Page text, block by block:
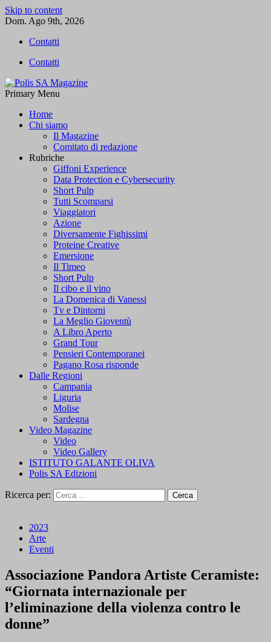
Skip to content
Dom. Ago 9th, 2026
Contatti
Contatti
Primary Menu
Home
Chi siamo
Il Magazine
Comitato di redazione
Rubriche
Giffoni Experience
Data Protection e Cybersecurity
Short Pulp
Tutti Scomparsi
Viaggiatori
Azione
Diversamente Fighissimi
Proteine Creative
Emersione
Il Timeo
Short Pulp
Il cibo e il vino
La Domenica di Vanessi
Tv e Dintorni
La Meglio Gioventù
A Libro Aperto
Grand Tour
Pensieri Contemporanei
Pagano Rosa risponde
Dalle Regioni
Campania
Liguria
Molise
Sardegna
Video Magazine
Video
Video Gallery
ISTITUTO GALANTE OLIVA
Polis SA Edizioni
Ricerca per:
2023
Arte
Eventi
Associazione Pandora Artiste Ceramiste:
“Giornata internazionale per
l’eliminazione della violenza contro le
donne”